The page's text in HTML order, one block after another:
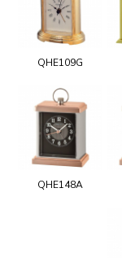
QHE109G
QHE148A